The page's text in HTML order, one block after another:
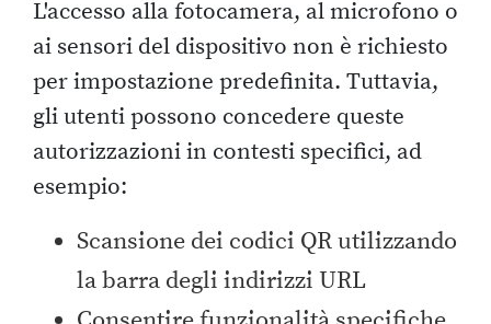
L'accesso alla fotocamera, al microfono o
ai sensori del dispositivo non è richiesto
per impostazione predefinita. Tuttavia,
gli utenti possono concedere queste
autorizzazioni in contesti specifici, ad
esempio:
Scansione dei codici QR utilizzando
la barra degli indirizzi URL